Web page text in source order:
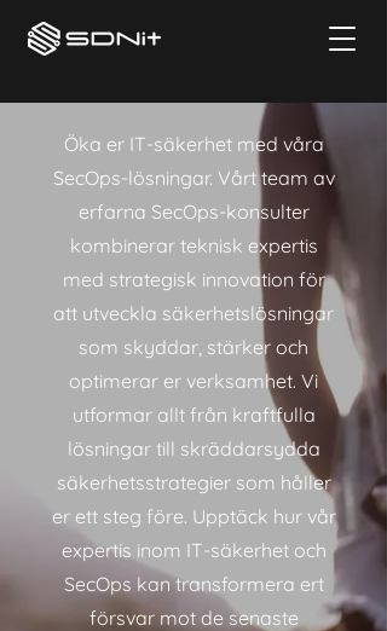
Öka er IT-säkerhet med våra
SecOps-lösningar. Vårt team av
erfarna SecOps-konsulter
kombinerar teknisk expertis
med strategisk innovation för
att utveckla säkerhetslösningar
som skyddar, stärker och
optimerar er verksamhet. Vi
utformar allt från kraftfulla
lösningar till skräddarsydda
säkerhetsstrategier som håller
er ett steg före. Upptäck hur vår
expertis inom IT-säkerhet och
SecOps kan transformera ert
försvar mot de senaste